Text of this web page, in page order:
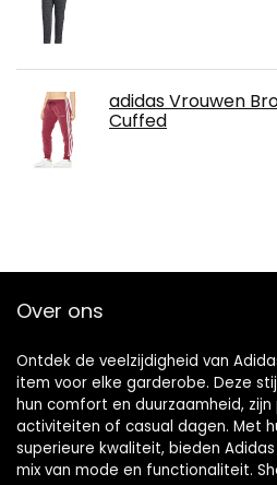
adidas Vrouwen
Cuffed
Over ons
Ontdek de veelzijdigheid van
item voor elke garderobe. Deze
hun comfort en duurzaamheid,
activiteiten of casual dagen. Met
superieure kwaliteit, bieden
mix van mode en functionaliteit.